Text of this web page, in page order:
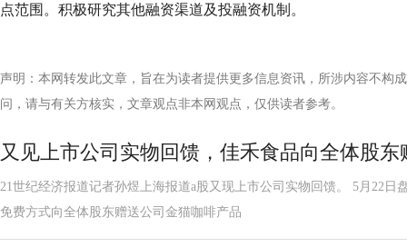
点范围。积极研究其他融资渠道及投融资机制。
声明：本网转发此文章，旨在为读者提供更多信息资讯，所涉内容不构
问，请与有关方核实，文章观点非本网观点，仅供读者参考。
又见上市公司实物回馈，佳禾食品向全体股
21世纪经济报道记者孙煜上海报道a股又现上市公司实物回馈。 5月22日
免费方式向全体股东赠送公司金猫咖啡产品